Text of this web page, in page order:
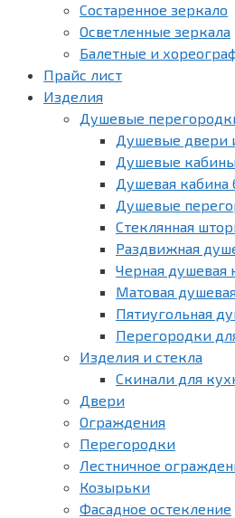
Состаренное зеркало
Осветленные зеркала
Балетные и
Прайс лист
Изделия
Душевые
Душевые двери
Душевые
Душевая кабина
Душевые
Стеклянная
Раздвижная
Черная душевая
Матовая
Пятиугольная
Перегородки
Изделия и стекла
Скинали для
Двери
Ограждения
Перегородки
Лестничное
Козырьки
Фасадное остекление